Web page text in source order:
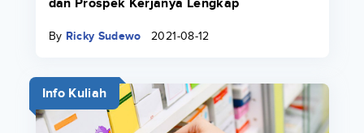
dan Prospek Kerjanya Lengkap
By Ricky Sudewo 2021-08-12
Info Kuliah